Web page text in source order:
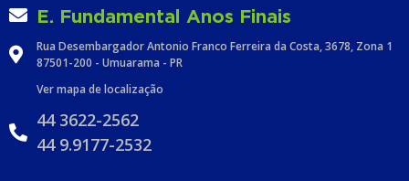
E. Fundamental Anos Finais
Rua Desembargador Antonio Franco Ferreira da Costa, 3678, Zona 1
87501-200 - Umuarama - PR
Ver mapa de localização
44 3622-2562
44 9.9177-2532